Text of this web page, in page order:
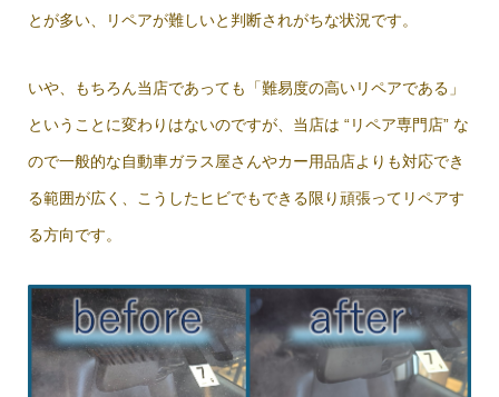
とが多い、リペアが難しいと判断されがちな状況です。
いや、もちろん当店であっても「難易度の高いリペアである」
ということに変わりはないのですが、当店は “リペア専門店” な
ので一般的な自動車ガラス屋さんやカー用品店よりも対応でき
る範囲が広く、こうしたヒビでもできる限り頑張ってリペアす
る方向です。